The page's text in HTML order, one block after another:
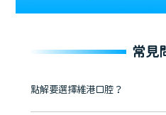
常見
點解要選擇維港口腔？
維港口腔踐行「醫道濟世」的大學校